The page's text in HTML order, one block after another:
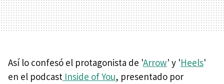
Así lo confesó el protagonista de 'Arrow' y 'Heels'
en el podcast Inside of You, presentado por